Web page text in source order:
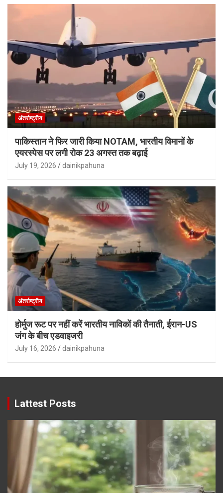
अंतर्राष्ट्रीय
पाकिस्तान ने फिर जारी किया NOTAM, भारतीय विमानों के
एयरस्पेस पर लगी रोक 23 अगस्त तक बढ़ाई
July 19, 2026 dainikpahuna
अंतर्राष्ट्रीय
होर्मुज रूट पर नहीं करें भारतीय नाविकों की तैनाती, ईरान-US
जंग के बीच एडवाइजरी
July 16, 2026 dainikpahuna
Lattest Posts